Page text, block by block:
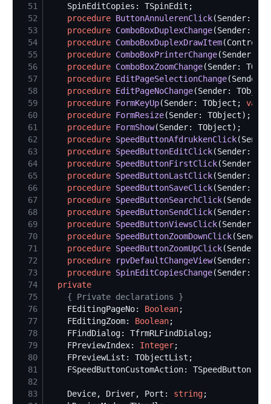
51
52
procedure ButtonAnnulerenClick
53
procedure ComboBoxDuplexChange
54
procedure ComboBoxDuplexDrawItem(Control:
55
procedure ComboBoxPrinterChange
56
procedure ComboBoxZoomChange
57
procedure EditPageSelectionChange
58
procedure EditPageNoChange
59
procedure FormKeyUp(Sender: TObject; var
60
procedure FormResize
61
procedure FormShow
62
procedure SpeedButtonAfdrukkenClick
63
procedure SpeedButtonEditClick
64
procedure SpeedButtonFirstClick
65
procedure SpeedButtonLastClick
66
procedure SpeedButtonSaveClick
67
procedure SpeedButtonSearchClick
68
procedure SpeedButtonSendClick
69
procedure SpeedButtonViewsClick
70
procedure SpeedButtonZoomDownClick
71
procedure SpeedButtonZoomUpClick
72
procedure
rpvDefaultChangeView
73
procedure SpinEditCopiesChange
74
private
75
{ Private declarations }
76
    FEditingPageNo:
Boolean
77
    FEditingZoom:
Boolean
78
79
    FPreviewIndex:
Integer
80
81
82
83
    Device, Driver, Port:
string